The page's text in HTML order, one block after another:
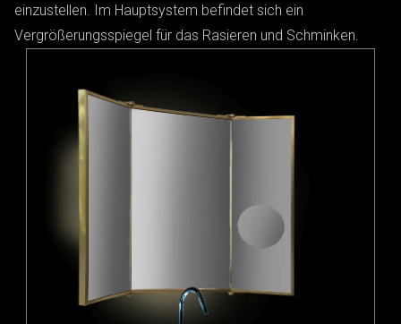
einzustellen. Im Hauptsystem befindet sich ein
Vergrößerungsspiegel für das Rasieren und Schminken.